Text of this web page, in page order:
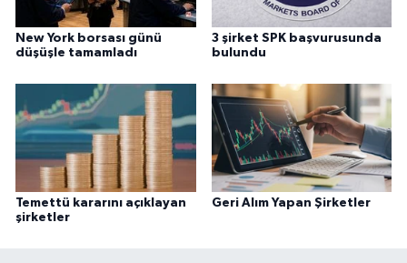
New York borsası günü
düşüşle tamamladı
3 şirket SPK başvurusunda
bulundu
Temettü kararını açıklayan
şirketler
Geri Alım Yapan Şirketler